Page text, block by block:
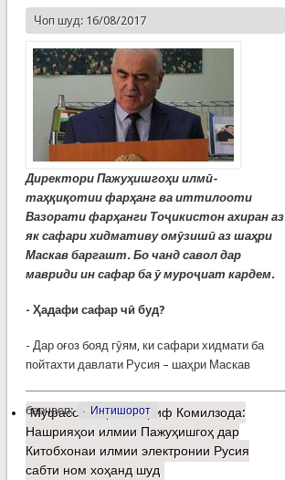
Чоп шуд: 16/08/2017
Директори Пажуҳишгоҳи илмӣ-
таҳқиқотии фарҳанг ва иттилооти
Вазорати фарҳанги Тоҷикистон ахиран аз
як сафари хидмативу омӯзишӣ аз шаҳри
Маскав баргашт. Бо чанд савол дар
мавриди ин сафар ба ӯ муроҷиат кардем.
- Ҳадафи сафар чӣ буд?
- Дар оғоз бояд гӯям, ки сафари хидмати ба
пойтахти давлати Русия – шаҳри Маскав
барчасп: Интишорот
Муфассалтаро Шариф Комилзода:
Нашрияҳои илмии Пажуҳишгоҳ дар
Китобхонаи илмии электронии Русия
сабти ном хоҳанд шуд